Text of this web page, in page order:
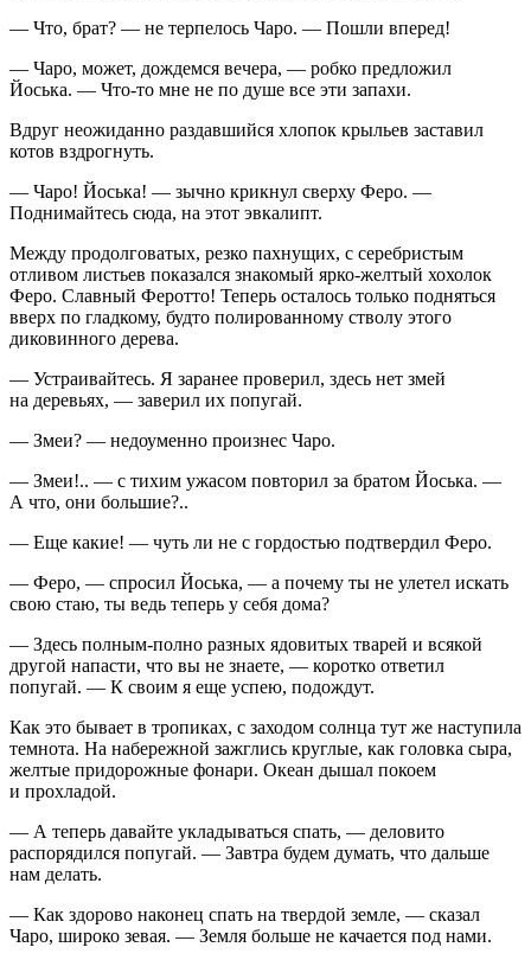
— Что, брат? — не терпелось Чаро. — Пошли вперед!
— Чаро, может, дождемся вечера, — робко предложил
Йоська. — Что-то мне не по душе все эти запахи.
Вдруг неожиданно раздавшийся хлопок крыльев заставил
котов вздрогнуть.
— Чаро! Йоська! — зычно крикнул сверху Феро. —
Поднимайтесь сюда, на этот эвкалипт.
Между продолговатых, резко пахнущих, с серебристым
отливом листьев показался знакомый ярко-желтый хохолок
Феро. Славный Феротто! Теперь осталось только подняться
вверх по гладкому, будто полированному стволу этого
диковинного дерева.
— Устраивайтесь. Я заранее проверил, здесь нет змей
на деревьях, — заверил их попугай.
— Змеи? — недоуменно произнес Чаро.
— Змеи!.. — с тихим ужасом повторил за братом Йоська. —
А что, они большие?..
— Еще какие! — чуть ли не с гордостью подтвердил Феро.
— Феро, — спросил Йоська, — а почему ты не улетел искать
свою стаю, ты ведь теперь у себя дома?
— Здесь полным-полно разных ядовитых тварей и всякой
другой напасти, что вы не знаете, — коротко ответил
попугай. — К своим я еще успею, подождут.
Как это бывает в тропиках, с заходом солнца тут же наступила
темнота. На набережной зажглись круглые, как головка сыра,
желтые придорожные фонари. Океан дышал покоем
и прохладой.
— А теперь давайте укладываться спать, — деловито
распорядился попугай. — Завтра будем думать, что дальше
нам делать.
— Как здорово наконец спать на твердой земле, — сказал
Чаро, широко зевая. — Земля больше не качается под нами.